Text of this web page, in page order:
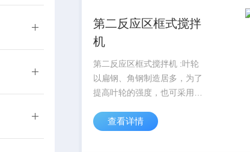
第二反应区框式搅拌
机
第二反应区框式搅拌机 :叶轮
以扁钢、角钢制造居多，为了
提高叶轮的强度，也可采用加
锚式叶轮多是用钢制圆管或扁
查看详情